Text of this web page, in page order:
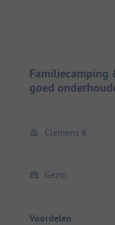
Familiecamping
goed
Clemens K
Gezin
Voordelen